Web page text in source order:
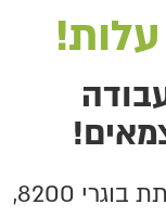
8200,